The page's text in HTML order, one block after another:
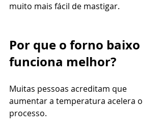
muito mais fácil de mastigar.
Por que o forno baixo
funciona melhor?
Muitas pessoas acreditam que
aumentar a temperatura acelera o
processo.